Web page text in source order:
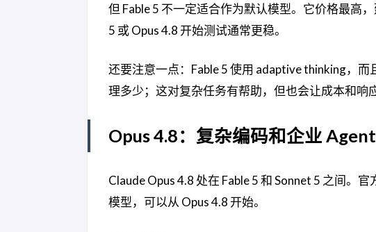
但 Fable 5 不一定适合作为默认模型。它价格最高
5 或 Opus 4.8 开始测试通常更稳。
还要注意一点：Fable 5 使用 adaptive thinking，
理多少；这对复杂任务有帮助，但也会让成本和响
Opus 4.8：复杂编码和企业
Claude Opus 4.8 处在 Fable 5 和 Sonnet 5 之间。
模型，可以从 Opus 4.8 开始。